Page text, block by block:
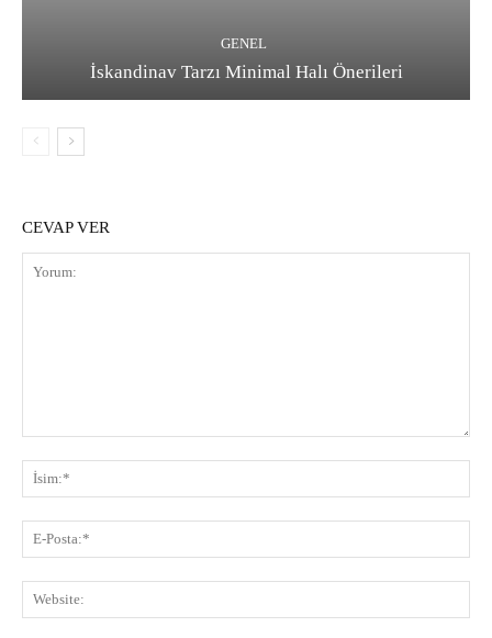
GENEL
İskandinav Tarzı Minimal Halı Önerileri
CEVAP VER